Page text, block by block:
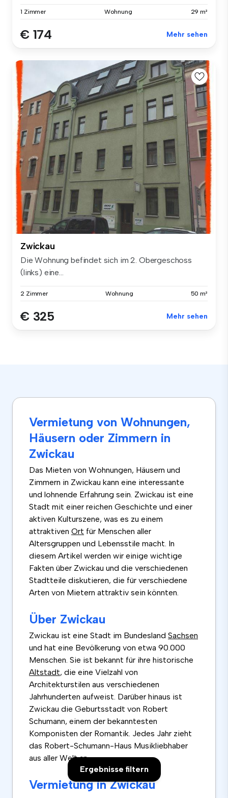
Ergebnisse filtern
1 Zimmer Wohnung 29 m²
€ 174 Mehr sehen
Zwickau
Die Wohnung befindet sich im 2. Obergeschoss
(links) eine...
2 Zimmer Wohnung 50 m²
€ 325 Mehr sehen
Vermietung von Wohnungen,
Häusern oder Zimmern in
Zwickau
Das Mieten von Wohnungen, Häusern und
Zimmern in Zwickau kann eine interessante
und lohnende Erfahrung sein. Zwickau ist eine
Stadt mit einer reichen Geschichte und einer
aktiven Kulturszene, was es zu einem
attraktiven Ort für Menschen aller
Altersgruppen und Lebensstile macht. In
diesem Artikel werden wir einige wichtige
Fakten über Zwickau und die verschiedenen
Stadtteile diskutieren, die für verschiedene
Arten von Mietern attraktiv sein könnten.
Über Zwickau
Zwickau ist eine Stadt im Bundesland Sachsen
und hat eine Bevölkerung von etwa 90.000
Menschen. Sie ist bekannt für ihre historische
Altstadt, die eine Vielzahl von
Architekturstilen aus verschiedenen
Jahrhunderten aufweist. Darüber hinaus ist
Zwickau die Geburtsstadt von Robert
Schumann, einem der bekanntesten
Komponisten der Romantik. Jedes Jahr zieht
das Robert-Schumann-Haus Musikliebhaber
aus aller Welt an.
Vermietung in Zwickau